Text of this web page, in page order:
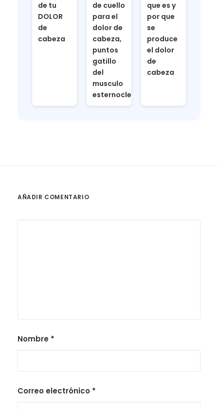
de tu
DOLOR
de
cabeza
de cuello
para el
dolor de
cabeza,
puntos
gatillo
del
musculo
esternocleidomastoideo
que es y
por que
se
produce
el dolor
de
cabeza
AÑADIR COMENTARIO
Nombre *
Correo electrónico *